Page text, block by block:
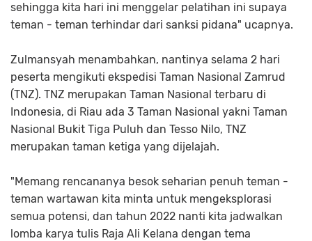
sehingga kita hari ini menggelar pelatihan ini supaya
teman - teman terhindar dari sanksi pidana" ucapnya.
Zulmansyah menambahkan, nantinya selama 2 hari
peserta mengikuti ekspedisi Taman Nasional Zamrud
(TNZ). TNZ merupakan Taman Nasional terbaru di
Indonesia, di Riau ada 3 Taman Nasional yakni Taman
Nasional Bukit Tiga Puluh dan Tesso Nilo, TNZ
merupakan taman ketiga yang dijelajah.
"Memang rencananya besok seharian penuh teman -
teman wartawan kita minta untuk mengeksplorasi
semua potensi, dan tahun 2022 nanti kita jadwalkan
lomba karya tulis Raja Ali Kelana dengan tema